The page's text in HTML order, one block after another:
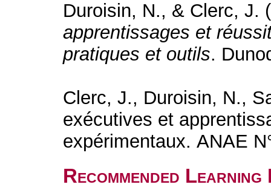
Duroisin, N., & Clerc, J.
apprentissages et
pratiques et outils.
Clerc, J., Duroisin, N.,
exécutives et
expérimentaux. ANAE
Recommended